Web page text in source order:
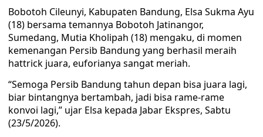
Bobotoh Cileunyi, Kabupaten Bandung, Elsa Sukma Ayu
(18) bersama temannya Bobotoh Jatinangor,
Sumedang, Mutia Kholipah (18) mengaku, di momen
kemenangan Persib Bandung yang berhasil meraih
hattrick juara, euforianya sangat meriah.
“Semoga Persib Bandung tahun depan bisa juara lagi,
biar bintangnya bertambah, jadi bisa rame-rame
konvoi lagi,” ujar Elsa kepada Jabar Ekspres, Sabtu
(23/5/2026).